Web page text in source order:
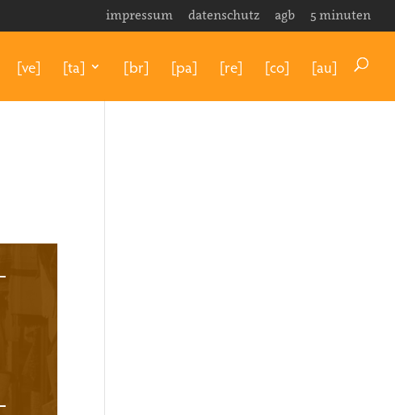
impressum datenschutz agb 5 minuten
[ve] [ta] [br] [pa] [re] [co] [au]